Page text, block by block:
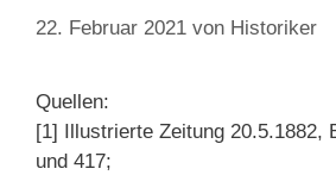
22. Februar 2021 von Historiker
Quellen:
[1] Illustrierte Zeitung 20.5.1882,
und 417;